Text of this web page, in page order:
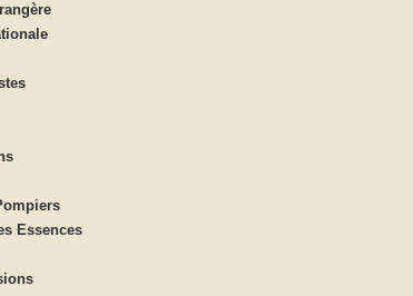
Essences